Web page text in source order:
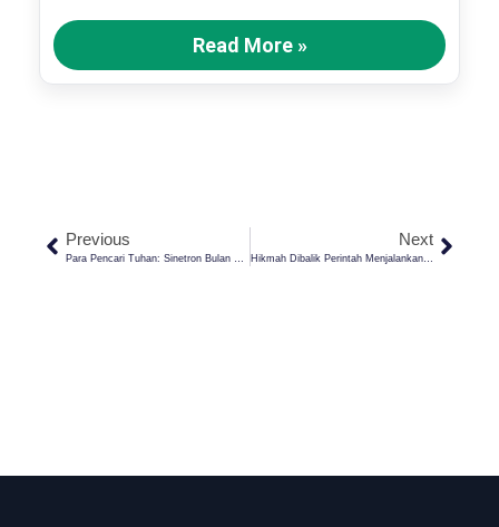
Read More »
Previous Next
Hikmah Dibalik Perintah Menjalankan Ibadah Puasa